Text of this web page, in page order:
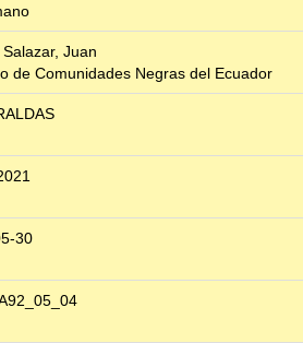
Juan
de Comunidades Negras del Ecuador
30